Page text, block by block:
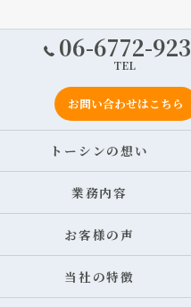
06-6772-
TEL
お問い合わせはこちら
トーシンの想い
業務内容
お客様の声
当社の特徴